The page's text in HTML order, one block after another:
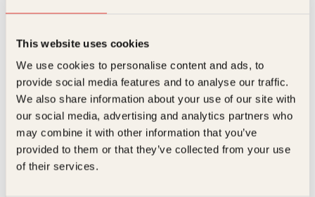
This website uses cookies
We use cookies to personalise content and ads, to
provide social media features and to analyse our traffic.
We also share information about your use of our site with
our social media, advertising and analytics partners who
may combine it with other information that you’ve
provided to them or that they’ve collected from your use
of their services.
Kontakt oss
Kundeservice nettbutikk
kundeservice@kagge.no
23 11 82 80
For bokhandlere og forfattere
salg@kagge.no
23 11 82 80